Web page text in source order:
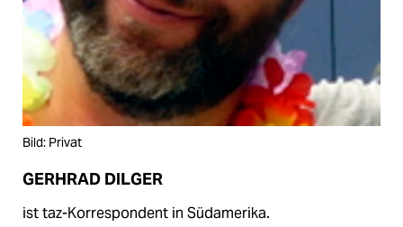
Bild: Privat
GERHRAD DILGER
ist taz-Korrespondent in Südamerika.